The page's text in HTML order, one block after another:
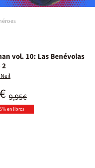
vol. 10: Las Benévolas
2
9,95€
en libros